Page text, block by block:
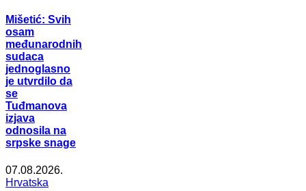
Mišetić: Svih
osam
međunarodnih
sudaca
jednoglasno
je utvrdilo da
se
Tuđmanova
izjava
odnosila na
srpske snage
07.08.2026.
Hrvatska